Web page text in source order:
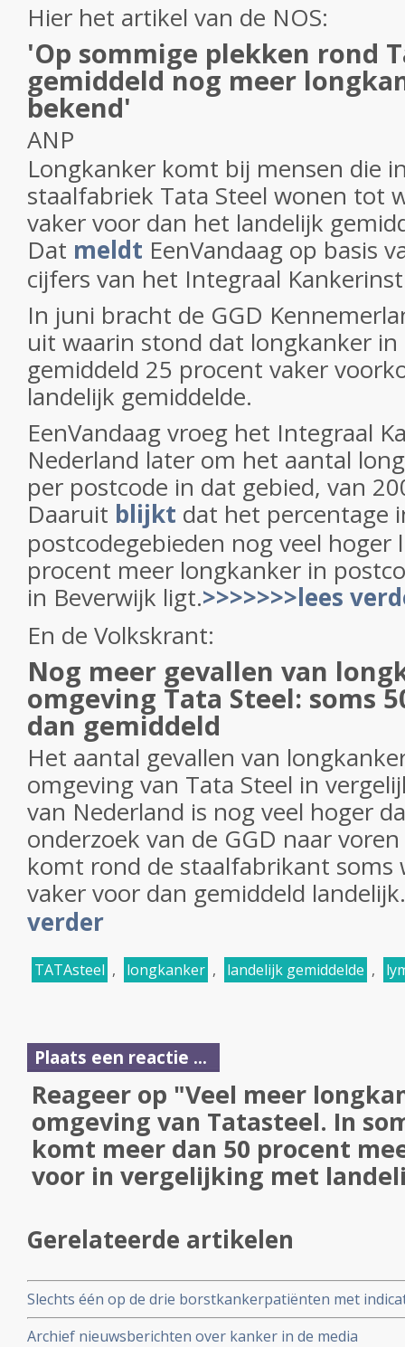
Hier het artikel van de NOS:
'Op sommige plekken rond
gemiddeld nog meer
bekend'
ANP
Longkanker komt bij mensen die
staalfabriek Tata Steel wonen tot
vaker voor dan het landelijk
Dat meldt EenVandaag op basis
cijfers van het Integraal
In juni bracht de GGD
uit waarin stond dat longkanker in
gemiddeld 25 procent vaker
landelijk gemiddelde.
EenVandaag vroeg het Integraal
Nederland later om het aantal
per postcode in dat gebied, van
Daaruit blijkt dat het percentage
postcodegebieden nog veel hoger
procent meer longkanker in
in Beverwijk ligt.>>>>>>>lees
En de Volkskrant:
Nog meer gevallen van
omgeving Tata Steel: soms
dan gemiddeld
Het aantal gevallen van
omgeving van Tata Steel in
van Nederland is nog veel hoger
onderzoek van de GGD naar
komt rond de staalfabrikant soms
vaker voor dan gemiddeld landelijk.
verder
TATAsteel , longkanker , landelijk gemiddelde ,
Plaats een reactie ...
Reageer op "Veel meer
omgeving van Tatasteel. In
komt meer dan 50 procent
voor in vergelijking met
Gerelateerde artikelen
Slechts één op de drie borstkankerpatiënten met
genprofieltest die onnodige chemotherapie kan
Archief nieuwsberichten over kanker in de media